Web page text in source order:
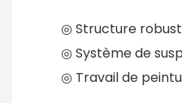
◎ Structure
◎ Système de
◎ Travail de